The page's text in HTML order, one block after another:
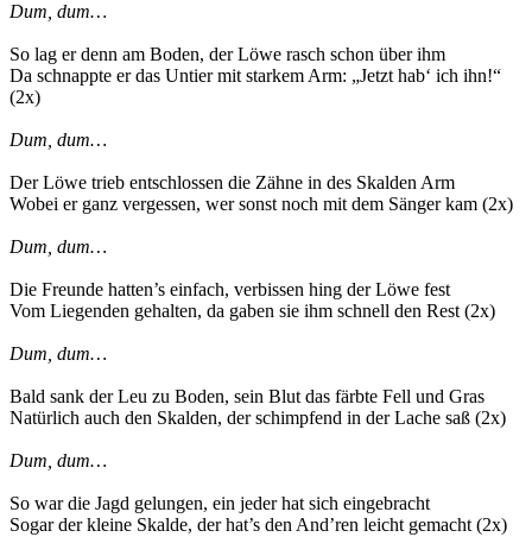
Dum, dum…
So lag er denn am Boden, der Löwe rasch schon über ihm
Da schnappte er das Untier mit starkem Arm: „Jetzt hab‘ ich ihn!“
(2x)
Dum, dum…
Der Löwe trieb entschlossen die Zähne in des Skalden Arm
Wobei er ganz vergessen, wer sonst noch mit dem Sänger kam (2x)
Dum, dum…
Die Freunde hatten’s einfach, verbissen hing der Löwe fest
Vom Liegenden gehalten, da gaben sie ihm schnell den Rest (2x)
Dum, dum…
Bald sank der Leu zu Boden, sein Blut das färbte Fell und Gras
Natürlich auch den Skalden, der schimpfend in der Lache saß (2x)
Dum, dum…
So war die Jagd gelungen, ein jeder hat sich eingebracht
Sogar der kleine Skalde, der hat’s den And’ren leicht gemacht (2x)